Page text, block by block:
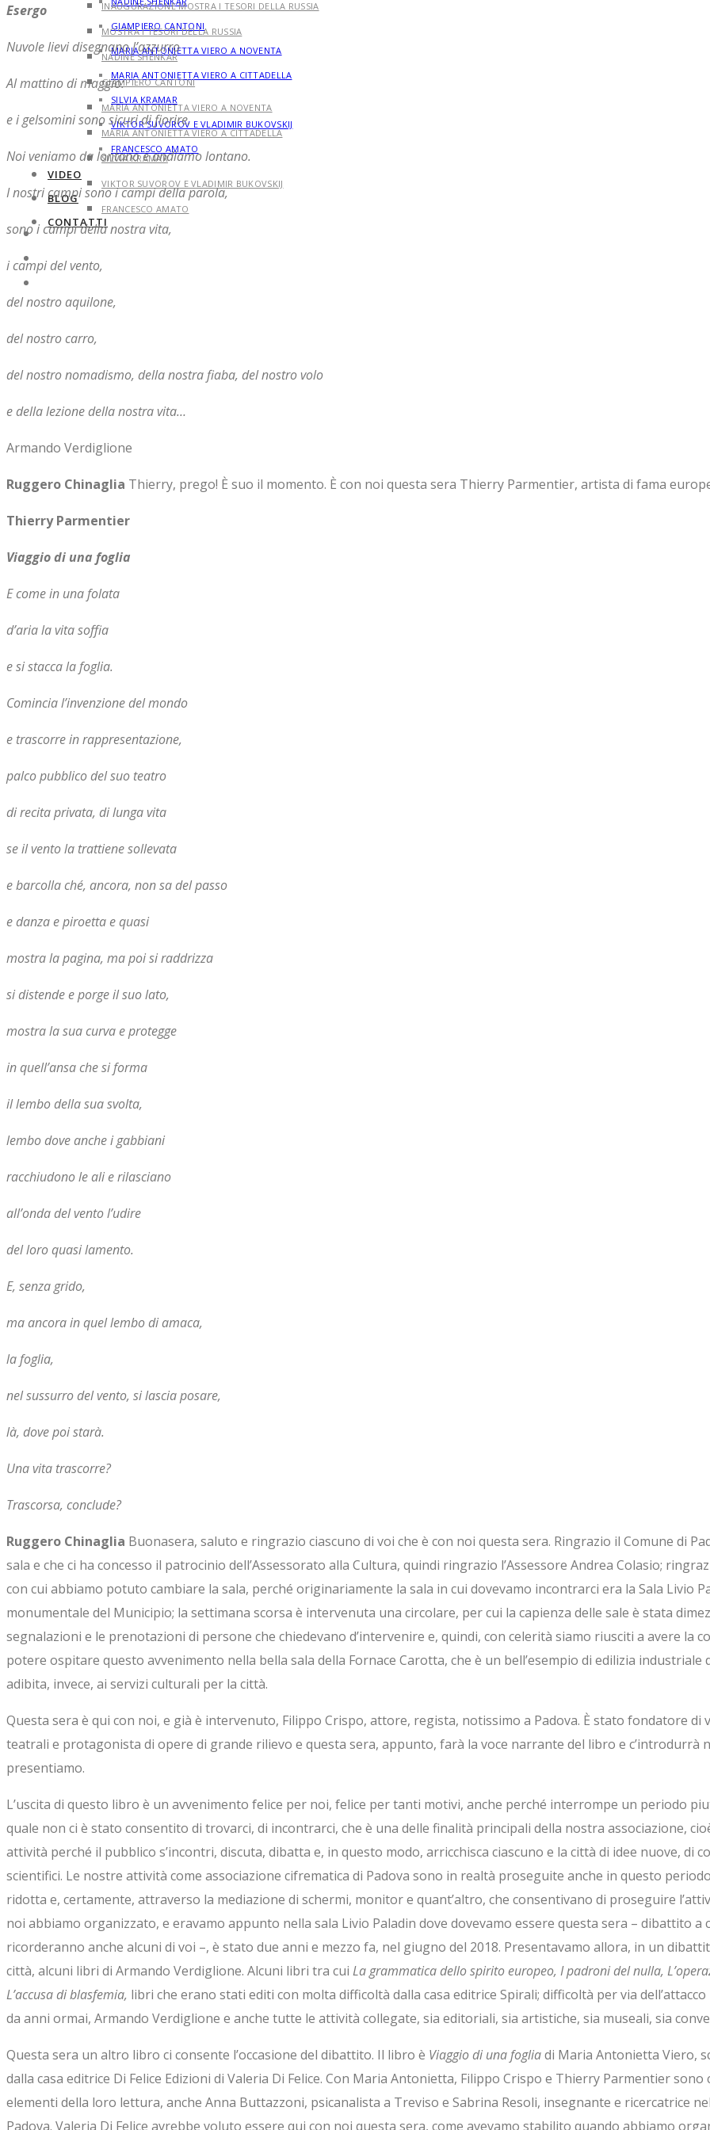
GIAMPIERO CANTONI
MARIA ANTONIETTA VIERO A NOVENTA
MARIA ANTONIETTA VIERO A CITTADELLA
SILVIA KRAMAR
VIKTOR SUVOROV E VLADIMIR BUKOVSKIJ
FRANCESCO AMATO
VIDEO
BLOG
CONTATTI
INAUGURAZIONE MOSTRA I TESORI DELLA RUSSIA
MOSTRA I TESORI DELLA RUSSIA
NADINE SHENKAR
GIAMPIERO CANTONI
MARIA ANTONIETTA VIERO A NOVENTA
MARIA ANTONIETTA VIERO A CITTADELLA
SILVIA KRAMAR
VIKTOR SUVOROV E VLADIMIR BUKOVSKIJ
FRANCESCO AMATO
VIDEO
BLOG
Esergo
Nuvole lievi disegnano l’azzurro
Al mattino di maggio:
e i gelsomini sono sicuri di fiorire.
Noi veniamo da lontano e andiamo lontano.
I nostri campi sono i campi della parola,
sono i campi della nostra vita,
i campi del vento,
del nostro aquilone,
del nostro carro,
del nostro nomadismo, della nostra fiaba, del nostro volo
e della lezione della nostra vita…
Armando Verdiglione
Ruggero Chinaglia Thierry, prego! È suo il momento. È con noi questa sera Thierry Parmentier, artista di fama
Thierry Parmentier
Viaggio di una foglia
E come in una folata
d’aria la vita soffia
e si stacca la foglia.
Comincia l’invenzione del mondo
e trascorre in rappresentazione,
palco pubblico del suo teatro
di recita privata, di lunga vita
se il vento la trattiene sollevata
e barcolla ché, ancora, non sa del passo
e danza e piroetta e quasi
mostra la pagina, ma poi si raddrizza
si distende e porge il suo lato,
mostra la sua curva e protegge
in quell’ansa che si forma
il lembo della sua svolta,
lembo dove anche i gabbiani
racchiudono le ali e rilasciano
all’onda del vento l’udire
del loro quasi lamento.
E, senza grido,
ma ancora in quel lembo di amaca,
la foglia,
nel sussurro del vento, si lascia posare,
là, dove poi starà.
Una vita trascorre?
Trascorsa, conclude?
Ruggero Chinaglia Buonasera, saluto e ringrazio ciascuno di voi che è con noi questa sera. Ringrazio il Comune di
sala e che ci ha concesso il patrocinio dell’Assessorato alla Cultura, quindi ringrazio l’Assessore Andrea Colasio;
con cui abbiamo potuto cambiare la sala, perché originariamente la sala in cui dovevamo incontrarci era la Sala Livio
monumentale del Municipio; la settimana scorsa è intervenuta una circolare, per cui la capienza delle sale è stata
segnalazioni e le prenotazioni di persone che chiedevano d’intervenire e, quindi, con celerità siamo riusciti a avere la
potere ospitare questo avvenimento nella bella sala della Fornace Carotta, che è un bell’esempio di edilizia industriale
adibita, invece, ai servizi culturali per la città.
Questa sera è qui con noi, e già è intervenuto, Filippo Crispo, attore, regista, notissimo a Padova. È stato fondatore di
teatrali e protagonista di opere di grande rilievo e questa sera, appunto, farà la voce narrante del libro e c’introdurrà
presentiamo.
L’uscita di questo libro è un avvenimento felice per noi, felice per tanti motivi, anche perché interrompe un periodo
quale non ci è stato consentito di trovarci, di incontrarci, che è una delle finalità principali della nostra associazione,
attività perché il pubblico s’incontri, discuta, dibatta e, in questo modo, arricchisca ciascuno e la città di idee nuove, di
scientifici. Le nostre attività come associazione cifrematica di Padova sono in realtà proseguite anche in questo
ridotta e, certamente, attraverso la mediazione di schermi, monitor e quant’altro, che consentivano di proseguire
noi abbiamo organizzato, e eravamo appunto nella sala Livio Paladin dove dovevamo essere questa sera – dibattito a
ricorderanno anche alcuni di voi –, è stato due anni e mezzo fa, nel giugno del 2018. Presentavamo allora, in un
città, alcuni libri di Armando Verdiglione. Alcuni libri tra cui La grammatica dello spirito europeo, I padroni del nulla,
L’accusa di blasfemia, libri che erano stati editi con molta difficoltà dalla casa editrice Spirali; difficoltà per via
da anni ormai, Armando Verdiglione e anche tutte le attività collegate, sia editoriali, sia artistiche, sia museali, sia
Questa sera un altro libro ci consente l’occasione del dibattito. Il libro è Viaggio di una fogliadi Maria Antonietta Viero,
dalla casa editrice Di Felice Edizioni di Valeria Di Felice. Con Maria Antonietta, Filippo Crispo e Thierry Parmentier
elementi della loro lettura, anche Anna Buttazzoni, psicanalista a Treviso e Sabrina Resoli, insegnante e ricercatrice
Padova. Valeria Di Felice avrebbe voluto essere qui con noi questa sera, come avevamo stabilito quando abbiamo